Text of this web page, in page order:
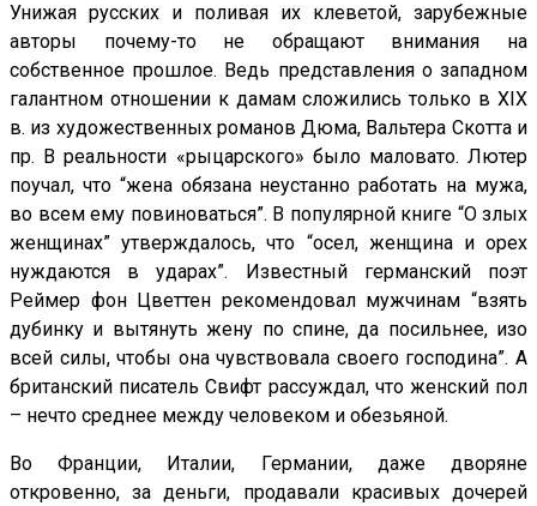
Унижая русских и поливая их клеветой, зарубежные
авторы почему-то не обращают внимания на
собственное прошлое. Ведь представления о западном
галантном отношении к дамам сложились только в XIX
в. из художественных романов Дюма, Вальтера Скотта и
пр. В реальности «рыцарского» было маловато. Лютер
поучал, что “жена обязана неустанно работать на мужа,
во всем ему повиноваться”. В популярной книге “О злых
женщинах” утверждалось, что “осел, женщина и орех
нуждаются в ударах”. Известный германский поэт
Реймер фон Цветтен рекомендовал мужчинам “взять
дубинку и вытянуть жену по спине, да посильнее, изо
всей силы, чтобы она чувствовала своего господина”. А
британский писатель Свифт рассуждал, что женский пол
– нечто среднее между человеком и обезьяной.
Во Франции, Италии, Германии, даже дворяне
откровенно, за деньги, продавали красивых дочерей